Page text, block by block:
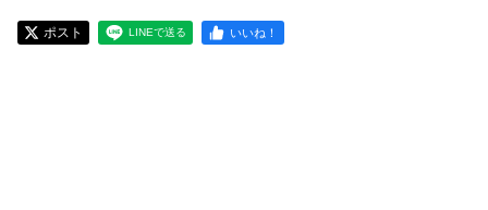
ポスト LINEで送る いいね！